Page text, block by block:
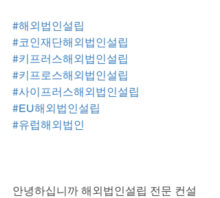
#해외법인설립
#코인재단해외법인설립
#키프러스해외법인설립
#키프로스해외법인설립
#사이프러스해외법인설립
#EU해외법인설립
#유럽해외법인
안녕하십니까 해외법인설립 전문 컨설